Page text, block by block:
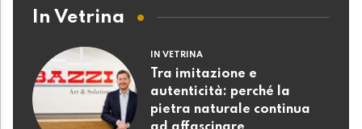
In Vetrina
IN VETRINA
Tra imitazione e
autenticità: perché la
pietra naturale continua